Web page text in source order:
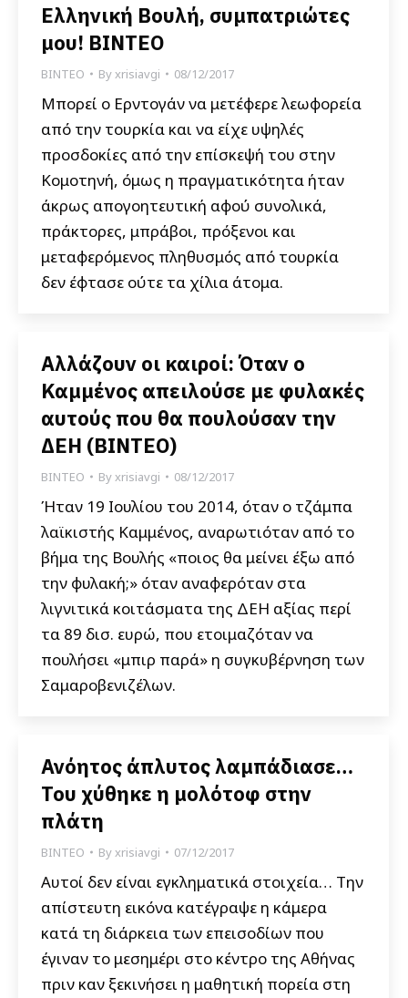
Ελληνική Βουλή, συμπατριώτες
μου! ΒΙΝΤΕΟ
ΒΙΝΤΕΟ Byxrisiavgi 08/12/2017
Μπορεί ο Ερντογάν να μετέφερε λεωφορεία
από την τουρκία και να είχε υψηλές
προσδοκίες από την επίσκεψή του στην
Κομοτηνή, όμως η πραγματικότητα ήταν
άκρως απογοητευτική αφού συνολικά,
πράκτορες, μπράβοι, πρόξενοι και
μεταφερόμενος πληθυσμός από τουρκία
δεν έφτασε ούτε τα χίλια άτομα.
Αλλάζουν οι καιροί: Όταν ο
Καμμένος απειλούσε με φυλακές
αυτούς που θα πουλούσαν την
ΔΕΗ (ΒΙΝΤΕΟ)
ΒΙΝΤΕΟ Byxrisiavgi 08/12/2017
Ήταν 19 Ιουλίου του 2014, όταν ο τζάμπα
λαϊκιστής Καμμένος, αναρωτιόταν από το
βήμα της Βουλής «ποιος θα μείνει έξω από
την φυλακή;» όταν αναφερόταν στα
λιγνιτικά κοιτάσματα της ΔΕΗ αξίας περί
τα 89 δισ. ευρώ, που ετοιμαζόταν να
πουλήσει «μπιρ παρά» η συγκυβέρνηση των
Σαμαροβενιζέλων.
Ανόητος άπλυτος λαμπάδιασε…
Του χύθηκε η μολότοφ στην
πλάτη
ΒΙΝΤΕΟ Byxrisiavgi 07/12/2017
Αυτοί δεν είναι εγκληματικά στοιχεία… Την
απίστευτη εικόνα κατέγραψε η κάμερα
κατά τη διάρκεια των επεισοδίων που
έγιναν το μεσημέρι στο κέντρο της Αθήνας
πριν καν ξεκινήσει η μαθητική πορεία στη